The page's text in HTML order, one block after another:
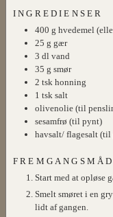
INGREDIENSER
400 g hvedemel
25 g gær
3 dl vand
35 g smør
2 tsk honning
1 tsk salt
olivenolie (til
sesamfrø (til pynt)
havsalt/ flagesalt
Start med at opløse
Smelt smøret i en
lidt af gangen.